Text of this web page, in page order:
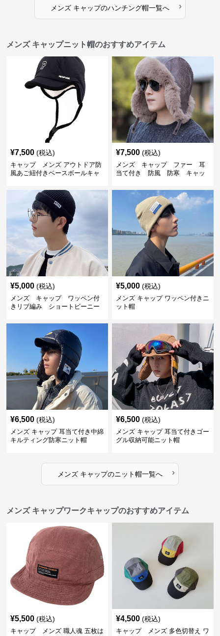
メンズ キャップのハンチング帽一覧へ ›
メンズ キャップニット帽のおすすめアイテム
¥7,500 (税込)
キャップ メンズ アウトドア防
風あご紐付きベースボールキャ
¥7,500 (税込)
メンズ キャップ ファー 耳
当て付き 防風 防寒 キャッ
¥5,000 (税込)
メンズ キャップ ワッペン付
きリブ編み ショートビーニー
¥5,000 (税込)
メンズ キャップ ワッペン付きニ
ット帽
¥6,500 (税込)
メンズ キャップ 耳当て付き中綿
キルティング防寒ニット帽
¥6,500 (税込)
メンズ キャップ 耳当て付きゴー
グル収納可能ニット帽
メンズ キャップのニット帽一覧へ ›
メンズ キャップワークキャップのおすすめアイテム
¥5,500 (税込)
キャップ メンズ 職人魂 五枚は
¥4,500 (税込)
キャップ メンズ 多色切替え ワ